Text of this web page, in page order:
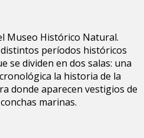
Museo Histórico Natural.
períodos históricos
se dividen en dos salas: una
la historia de la
donde aparecen vestigios de
marinas.